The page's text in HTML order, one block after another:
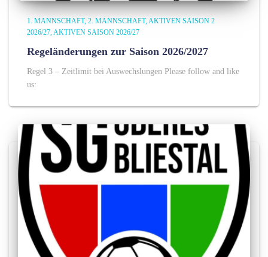
1. MANNSCHAFT 2. MANNSCHAFT AKTIVEN SAISON 2
2026/27 AKTIVEN SAISON 2026/27
Regeländerungen zur Saison 2026/2027
Regel 3 – Zeitlimit bei Auswechslungen Please follow and like
us: